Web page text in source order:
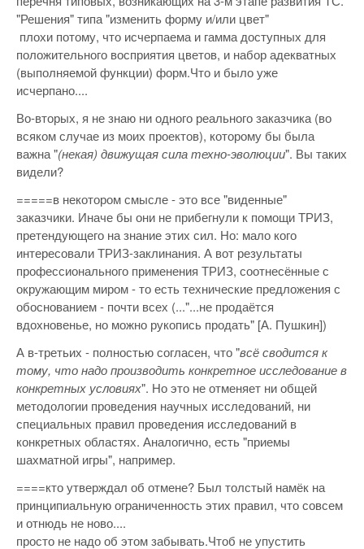
"Решения" типа "изменить форму и/или цвет"
плохи потому, что исчерпаема и гамма доступных для
положительного восприятия цветов, и набор адекватных
(выполняемой функции) форм.Что и было уже
исчерпано....
Во-вторых, я не знаю ни одного реального заказчика (во
всяком случае из моих проектов), которому бы была
важна "(некая) движущая сила техно-эволюции". Вы таких
видели?
=====в некотором смысле - это все "виденные"
заказчики. Иначе бы они не прибегнули к помощи ТРИЗ,
претендующего на знание этих сил. Но: мало кого
интересовали ТРИЗ-заклинания. А вот результаты
профессионального применения ТРИЗ, соотнесённые с
окружающим миром - то есть технические предложения с
обоснованием - почти всех (..."...не продаётся
вдохновенье, но можно рукопись продать" [А. Пушкин])
А в-третьих - полностью согласен, что "всё сводится к
тому, что надо производить конкретное исследование в
конкретных условиях". Но это не отменяет ни общей
методологии проведения научных исследований, ни
специальных правил проведения исследований в
конкретных областях. Аналогично, есть "приемы
шахматной игры", например.
====кто утверждал об отмене? Был толстый намёк на
принципиальную ограниченность этих правил, что совсем
и отнюдь не ново....
просто не надо об этом забывать.Чтоб не упустить